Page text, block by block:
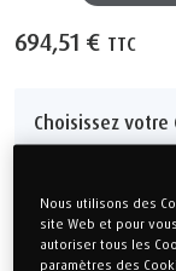
694,51 € TTC
Choisissez votre
(En
Tissé
Nous utilisons des
site Web et pour
autoriser tous les
paramètres des